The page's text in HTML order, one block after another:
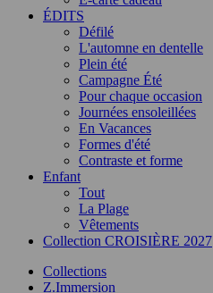
ÉDITS
Défilé
L'automne en dentelle
Plein été
Campagne Été
Pour chaque occasion
Journées ensoleillées
En Vacances
Formes d'été
Contraste et forme
Enfant
Tout
La Plage
Vêtements
Collection CROISIÈRE 2027
Collections
Z.Immersion